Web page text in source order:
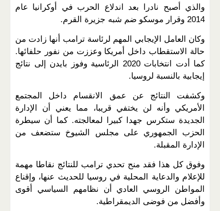
والذي أصبح نادرا بعد اندلاع الحرب في أوكرانيا عام
2014 وقرار موسكو ضم شبه جزيرة القرم.
وكان العامل الإيجابي المهم لرئاسة ترامب أنها زادت من
حالة الاستقطاب داخل أمريكا وعززت من نفور حلفائها.
كما أدت انتخابات 2020 الرئاسية وفوز بايدن إلى نتائج
إيجابية بالنسبة لروسيا.
وكشفت النتائج عن عمق الانقسام داخل المجتمع
الأمريكي وأنه لن يختفي قريبا، مما يعني أن الإدارة
الجديدة ستكرس جهدا كبيرا لمعالجته. كما أن سيطرة
الحزب الجمهوري على مجلس الشيوخ ستضعف من
الإدارة المقبلة.
وفوق كل هذا فقد منح تحدي ترامب للنتائج نقاطا مهمة
للإعلام والدعاية المحلية في روسيا للحديث عنها، وإقناع
المواطن الروسي العادي أن نظامهم السياسي أقوى
وأفضل من فوضى الديمقراطية.